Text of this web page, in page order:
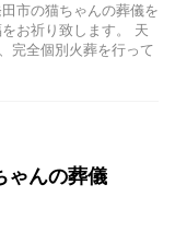
市の猫ちゃんの葬儀を
お祈り致します。 天
完全個別火葬を行って
ゃんの葬儀